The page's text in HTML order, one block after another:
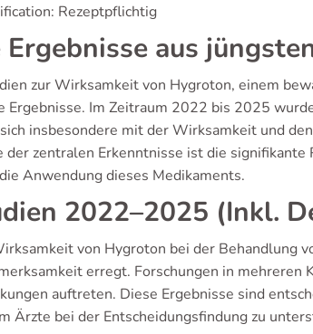
Rezeptpflichtig
aus
zur Wirksamkeit von Hygroton, einem
Ergebnisse. Im Zeitraum 2022 bis 2025
insbesondere mit der Wirksamkeit und
der zentralen Erkenntnisse ist die
Anwendung dieses Medikaments.
2022–2025 (Inkl.
von Hygroton bei der Behandlung
erregt. Forschungen in
auftreten. Diese Ergebnisse sind
Ärzte bei der Entscheidungsfindung zu